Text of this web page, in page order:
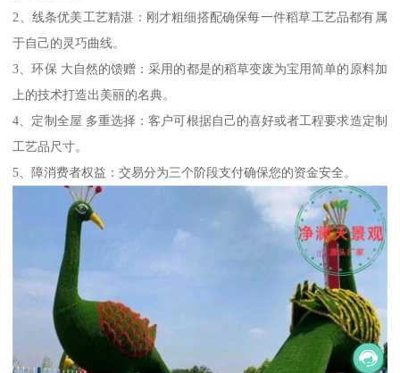
2、线条优美工艺精湛：刚才粗细搭配确保每一件稻草工艺品都有属
于自己的灵巧曲线。
3、环保 大自然的馈赠：采用的都是的稻草变废为宝用简单的原料加
上的技术打造出美丽的名典。
4、定制全屋 多重选择：客户可根据自己的喜好或者工程要求造定制
工艺品尺寸。
5、障消费者权益：交易分为三个阶段支付确保您的资金安全。